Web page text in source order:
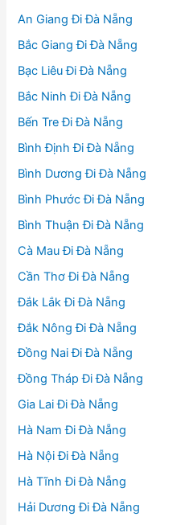
An Giang Đi Đà Nẵng
Bắc Giang Đi Đà Nẵng
Bạc Liêu Đi Đà Nẵng
Bắc Ninh Đi Đà Nẵng
Bến Tre Đi Đà Nẵng
Bình Định Đi Đà Nẵng
Bình Dương Đi Đà Nẵng
Bình Phước Đi Đà Nẵng
Bình Thuận Đi Đà Nẵng
Cà Mau Đi Đà Nẵng
Cần Thơ Đi Đà Nẵng
Đắk Lắk Đi Đà Nẵng
Đắk Nông Đi Đà Nẵng
Đồng Nai Đi Đà Nẵng
Đồng Tháp Đi Đà Nẵng
Gia Lai Đi Đà Nẵng
Hà Nam Đi Đà Nẵng
Hà Nội Đi Đà Nẵng
Hà Tĩnh Đi Đà Nẵng
Hải Dương Đi Đà Nẵng